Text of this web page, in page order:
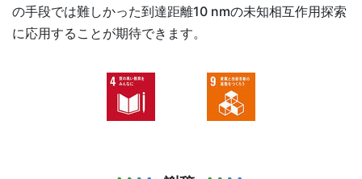
の手段では難しかった到達距離10 nmの未知相互作用探索
に応用することが期待できます。